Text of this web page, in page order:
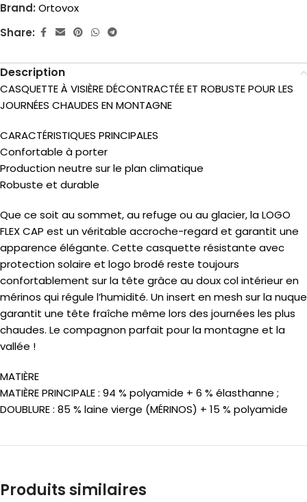
Brand: Ortovox
Share:
Description
CASQUETTE À VISIÈRE DÉCONTRACTÉE ET ROBUSTE POUR LES
JOURNÉES CHAUDES EN MONTAGNE
CARACTÉRISTIQUES PRINCIPALES
Confortable à porter
Production neutre sur le plan climatique
Robuste et durable
Que ce soit au sommet, au refuge ou au glacier, la LOGO
FLEX CAP est un véritable accroche-regard et garantit une
apparence élégante. Cette casquette résistante avec
protection solaire et logo brodé reste toujours
confortablement sur la tête grâce au doux col intérieur en
mérinos qui régule l’humidité. Un insert en mesh sur la nuque
garantit une tête fraîche même lors des journées les plus
chaudes. Le compagnon parfait pour la montagne et la
vallée !
MATIÈRE
MATIÈRE PRINCIPALE : 94 % polyamide + 6 % élasthanne ;
DOUBLURE : 85 % laine vierge (MÉRINOS) + 15 % polyamide
Produits similaires